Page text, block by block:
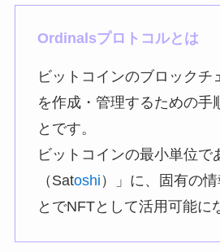
Ordinalsプロトコルとは
ビットコインのブロックチ
を作成・管理するための手
とです。
ビットコインの最小単位で
（Satoshi ）」に、固有の
とでNFTとして活用可能に